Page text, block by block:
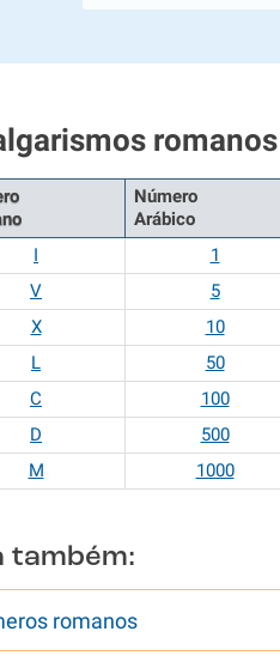
romanos
Número
Arábico
I
1
V
5
X
10
L
50
C
100
D
500
M
1000
também:
romanos